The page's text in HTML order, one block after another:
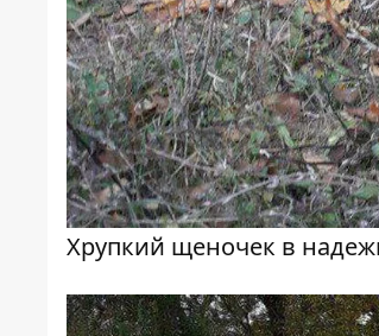
Хрупкий щеночек в